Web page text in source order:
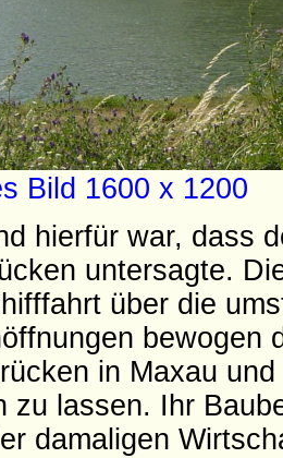
Bild 1600 x 1200
hierfür war, dass
untersagte.
über die
bewogen
in Maxau
zu lassen. Ihr
damaligen